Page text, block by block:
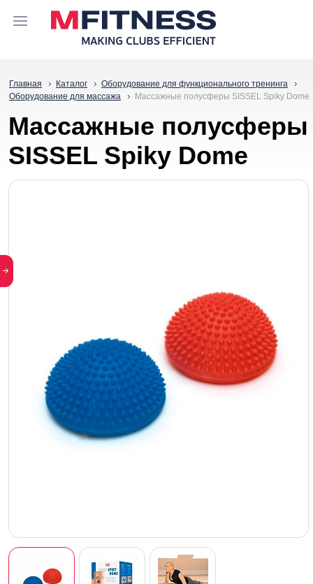
Главная Каталог
Оборудование для функционального тренинга
Оборудование для массажа
Массажные полусферы SISSEL Spiky Dome
Массажные полусферы
SISSEL Spiky Dome